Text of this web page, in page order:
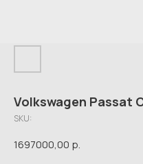
Volkswagen Passat
SKU:
1697000,00 р.